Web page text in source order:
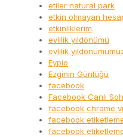
etiler natural park
etkin olmayan
etkinliklerim
evlilik yıldönümü
evlilik
Eypio
Ezginin Günlüğü
facebook
Facebook Canlı
facebook chrome
facebook
facebook